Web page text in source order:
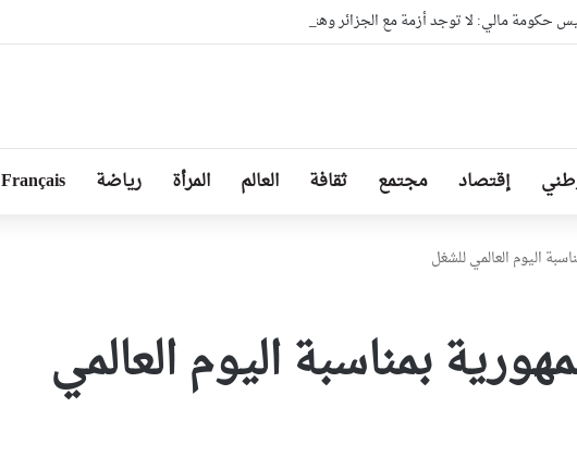
حكومة مالي: لا توجد أزمة مع الجزائر وهناك تقارب تام في وجهات النظر مع الرئيس تبون
إقتصاد مجتمع ثقافة العالم المرأة رياضة Français
اليوم العالمي للشغل
بمناسبة اليوم العالمي